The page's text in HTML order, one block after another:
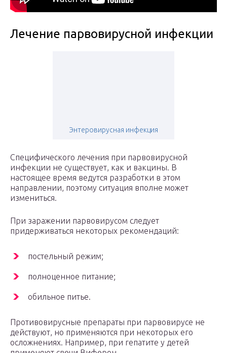
Лечение парвовирусной инфекции
Энтеровирусная инфекция
Специфического лечения при парвовирусной
инфекции не существует, как и вакцины. В
настоящее время ведутся разработки в этом
направлении, поэтому ситуация вполне может
измениться.
При заражении парвовирусом следует
придерживаться некоторых рекомендаций:
постельный режим;
полноценное питание;
обильное питье.
Противовирусные препараты при парвовирусе не
действуют, но применяются при некоторых его
осложнениях. Например, при гепатите у детей